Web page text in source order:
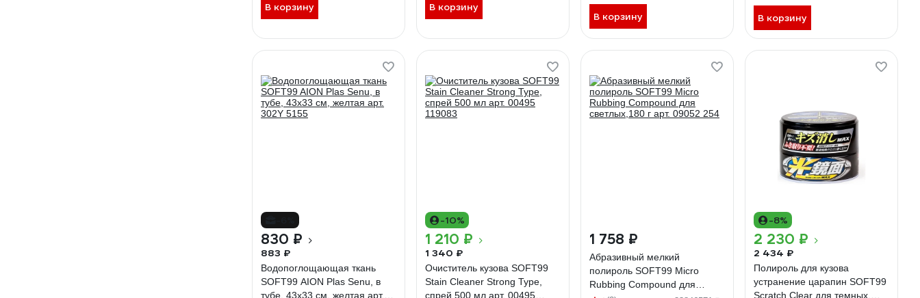
В корзину В корзину
В корзину В корзину
830 ₽
883 ₽
Водопоглощающая ткань
SOFT99 AION Plas Senu, в
тубе, 43x33 см, желтая арт.
-10%
1 210 ₽
1 340 ₽
Очиститель кузова SOFT99
Stain Cleaner Strong Type,
спрей 500 мл арт. 00495
1 758 ₽
Абразивный мелкий
полироль SOFT99 Micro
Rubbing Compound для
-8%
2 230 ₽
2 434 ₽
Полироль для кузова
устранение царапин SOFT99
Scratch Clear для темных,